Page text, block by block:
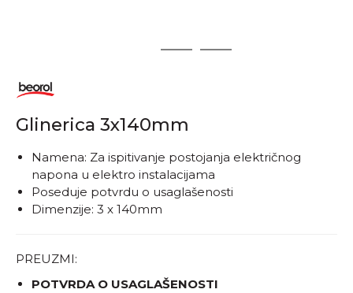
2 3
Glinerica 3x140mm
Namena: Za ispitivanje postojanja električnog
napona u elektro instalacijama
Poseduje potvrdu o usaglašenosti
Dimenzije: 3 x 140mm
PREUZMI:
POTVRDA O USAGLAŠENOSTI